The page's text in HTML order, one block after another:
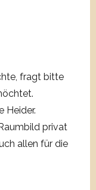
fragt bitte
Heider.
privat
allen für die